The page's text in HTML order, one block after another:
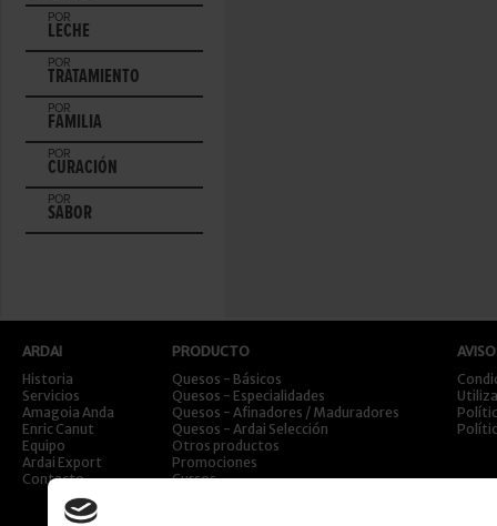
POR
LECHE
POR
TRATAMIENTO
POR
FAMILIA
POR
CURACIÓN
POR
SABOR
ARDAI
Historia
Servicios
Amagoia Anda
Enric Canut
Equipo
Ardai Export
Contacto
PRODUCTO
Quesos - Básicos
Quesos - Especialidades
Quesos - Afinadores / Maduradores
Quesos - Ardai Selección
Otros productos
Promociones
Cursos